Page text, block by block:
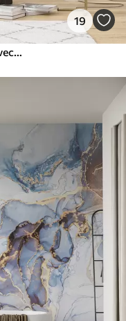
19